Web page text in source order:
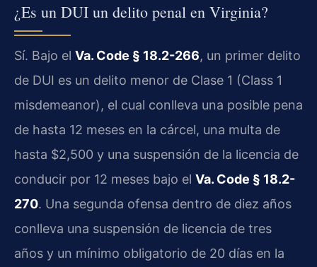
¿Es un DUI un delito penal en Virginia?
Sí. Bajo el Va. Code § 18.2-266, un primer delito
de DUI es un delito menor de Clase 1 (Class 1
misdemeanor), el cual conlleva una posible pena
de hasta 12 meses en la cárcel, una multa de
hasta $2,500 y una suspensión de la licencia de
conducir por 12 meses bajo el Va. Code § 18.2-
270. Una segunda ofensa dentro de diez años
conlleva una suspensión de licencia de tres
años y un mínimo obligatorio de 20 días en la